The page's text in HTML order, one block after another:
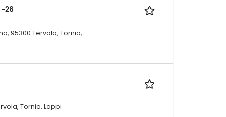
26
95300 Tervola, Tornio,
Tornio, Lappi